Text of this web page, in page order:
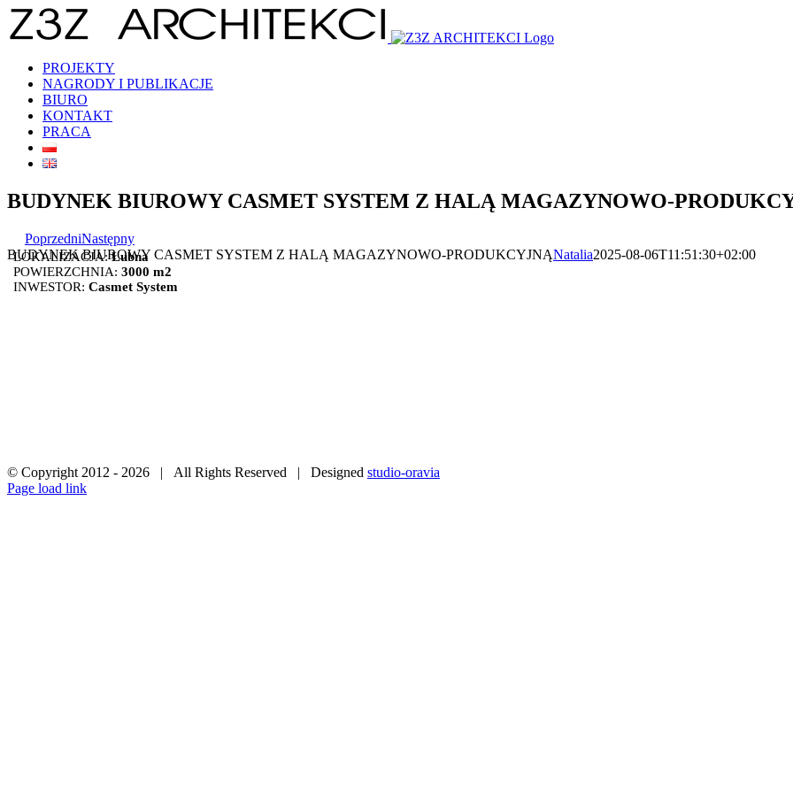
Skip
to
PROJEKTY
NAGRODY I PUBLIKACJE
BIURO
KONTAKT
PRACA
BUDYNEK BIUROWY CASMET SYSTEM Z HALĄ MAGAZYNOWO-
PoprzedniNastępny
BUDYNEK BIUROWY CASMET SYSTEM Z HALĄ MAGAZYNOWO-PRODUKCYJNĄNatalia2025-08-06T11:51:30+02:00
LOKALIZACJA:Łubna
POWIERZCHNIA:3000 m2
INWESTOR:Casmet System
© Copyright 2012 - 2026 | All Rights Reserved | Designed studio-oravia
Facebook
Instagram
YouTube
Page load link